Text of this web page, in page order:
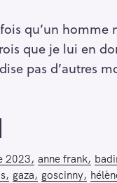
qu’un homme
que je lui en
pas d’autres
2023 anne frank
gaza goscinny